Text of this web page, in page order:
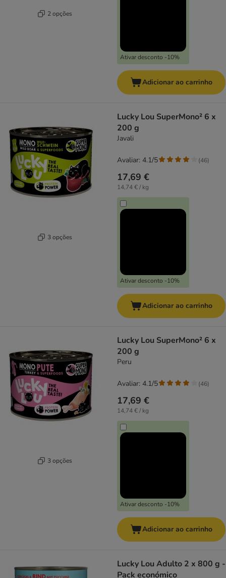
2 opções
Ativar desconto -10%
Adicionar ao carrinho
3 opções
Lucky Lou SuperMono² 6 x
200 g
Javali
17,69 €
14,74 € / kg
Ativar desconto -10%
Avaliar: 4.1/5 (46)
Adicionar ao carrinho
3 opções
Lucky Lou SuperMono² 6 x
200 g
Peru
17,69 €
14,74 € / kg
Ativar desconto -10%
Avaliar: 4.1/5 (46)
Adicionar ao carrinho
Lucky Lou Adulto 2 x 800 g -
Pack económico